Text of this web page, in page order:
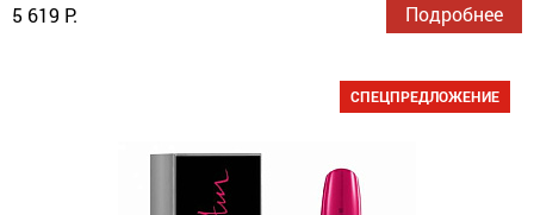
5 619 Р.
Подробнее
СПЕЦПРЕДЛОЖЕНИЕ